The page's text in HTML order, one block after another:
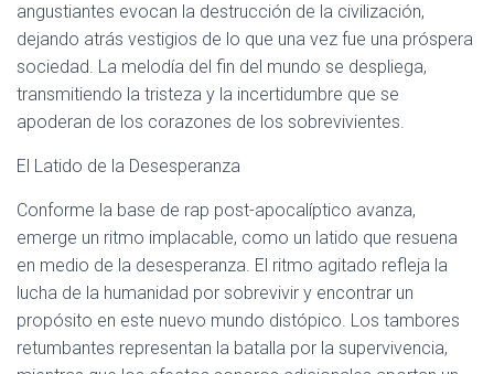
angustiantes evocan la destrucción de la civilización,
dejando atrás vestigios de lo que una vez fue una próspera
sociedad. La melodía del fin del mundo se despliega,
transmitiendo la tristeza y la incertidumbre que se
apoderan de los corazones de los sobrevivientes.
El Latido de la Desesperanza
Conforme la base de rap post-apocalíptico avanza,
emerge un ritmo implacable, como un latido que resuena
en medio de la desesperanza. El ritmo agitado refleja la
lucha de la humanidad por sobrevivir y encontrar un
propósito en este nuevo mundo distópico. Los tambores
retumbantes representan la batalla por la supervivencia,